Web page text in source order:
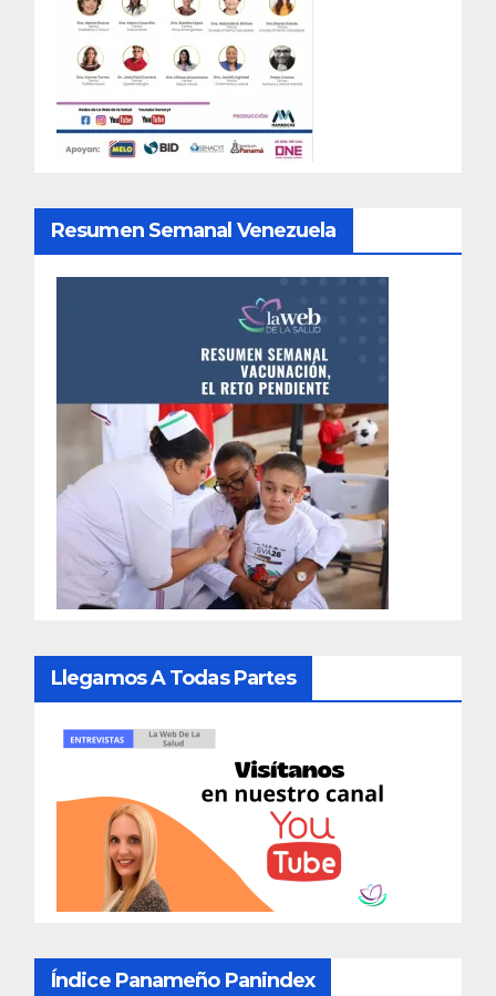
Resumen Semanal Venezuela
Llegamos A Todas Partes
Índice Panameño Panindex